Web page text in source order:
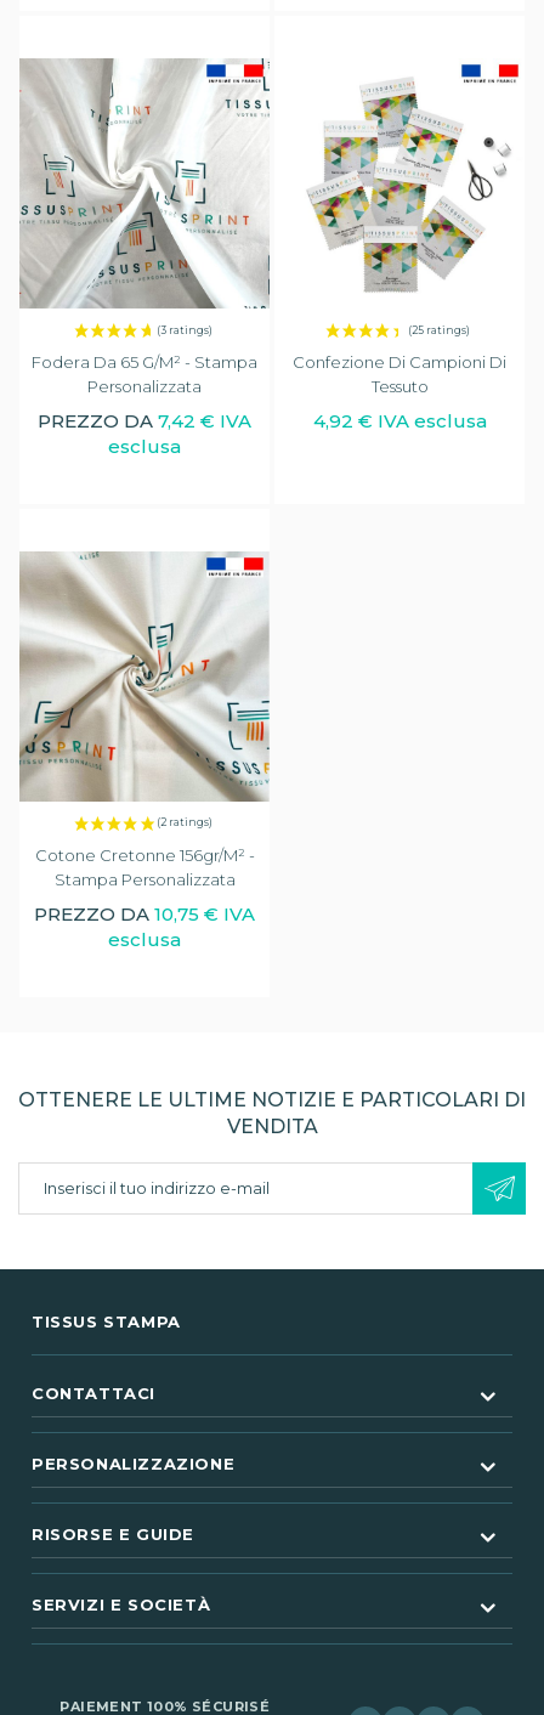
Fodera Da 65 G/m² - Stampa
Personalizzata
PREZZO DA 7,42 € IVA
esclusa
Confezione Di Campioni Di
Tessuto
4,92 € IVA esclusa
Cotone Cretonne 156gr/m² -
Stampa Personalizzata
PREZZO DA 10,75 € IVA
esclusa
OTTENERE LE ULTIME NOTIZIE E PARTICOLARI DI
VENDITA
TISSUS STAMPA
CONTATTACI
PERSONALIZZAZIONE
RISORSE E GUIDE
SERVIZI E SOCIETÀ
PAIEMENT 100% SÉCURISÉ